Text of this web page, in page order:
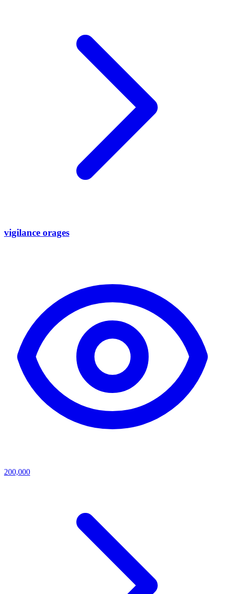
vigilance orages
200,000